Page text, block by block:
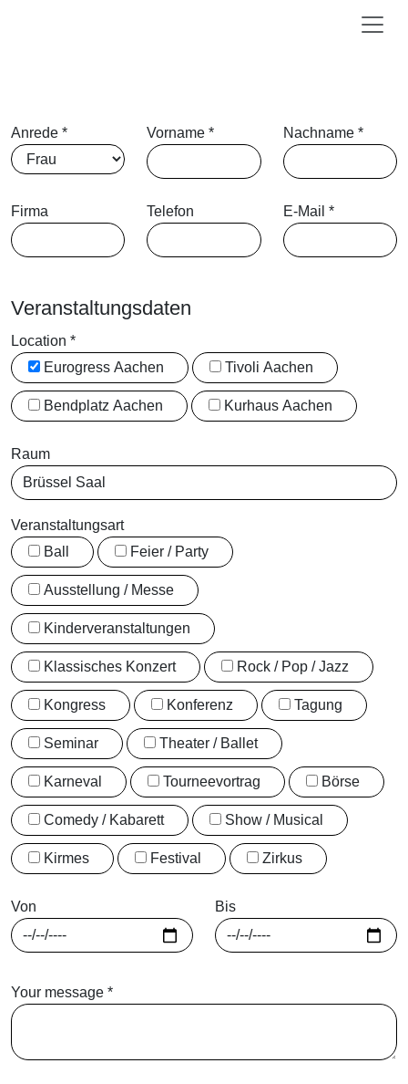
Anrede * Vorname* Nachname *
Firma Telefon E-Mail *
Veranstaltungsdaten
Location *
Eurogress Aachen
Tivoli Aachen
Bendplatz Aachen Kurhaus Aachen
Raum
Veranstaltungsart
Ball
Feier / Party
Ausstellung / Messe
Kinderveranstaltungen
Klassisches Konzert Rock / Pop / Jazz
Kongress Konferenz Tagung
Seminar Theater / Ballet
Karneval Tourneevortrag Börse
Comedy / Kabarett Show / Musical
Kirmes Festival Zirkus
Von Bis
Your message *